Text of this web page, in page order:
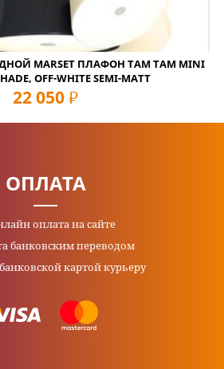
MARSET ПЛАФОН TAM TAM MINI
OFF-WHITE SEMI-MATT
22 050 руб
ОПЛАТА
оплата на сайте
банковским переводом
картой курьеру